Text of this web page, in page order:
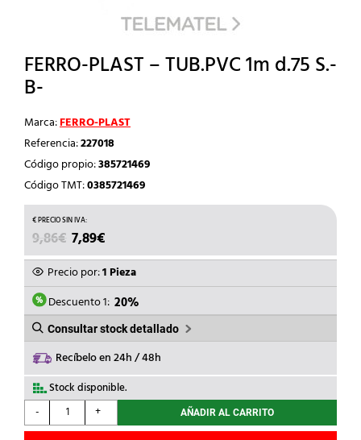
FERRO-PLAST – TUB.PVC 1m d.75 S.-
B-
Marca:FERRO-PLAST
Referencia:227018
Código propio:385721469
Código TMT:0385721469
9,86€ EL
PRECIO
ORIGINAL
ERA:
9,86€.
7,89€
PRECIO
ACTUAL
ES:
7,89€.
Precio por:1 Pieza
Descuento 1: 20%
Consultar stock detallado
Recíbelo en 24h / 48h
Stock disponible.
-
FERRO-
PLAST
+ AÑADIR AL CARRITO